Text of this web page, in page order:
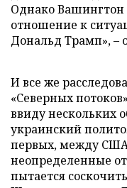
Однако Вашингтон
отношение к
Дональд Трамп», –
И все же
«Северных
ввиду нескольких
украинский
первых, между США
неопределенные
пытается